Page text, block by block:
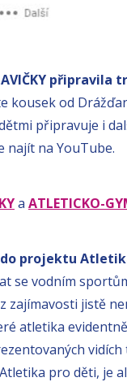
připravila
kousek od
připravuje i
najít na YouTube.
a ATLETICKO-
do projektu
se vodním
zajímavosti jistě
atletika
pro děti, je